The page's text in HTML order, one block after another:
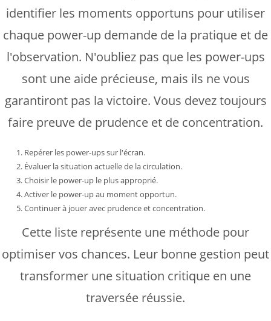
identifier les moments opportuns pour utiliser
chaque power-up demande de la pratique et de
l'observation. N'oubliez pas que les power-ups
sont une aide précieuse, mais ils ne vous
garantiront pas la victoire. Vous devez toujours
faire preuve de prudence et de concentration.
Repérer les power-ups sur l'écran.
Évaluer la situation actuelle de la circulation.
Choisir le power-up le plus approprié.
Activer le power-up au moment opportun.
Continuer à jouer avec prudence et concentration.
Cette liste représente une méthode pour
optimiser vos chances. Leur bonne gestion peut
transformer une situation critique en une
traversée réussie.